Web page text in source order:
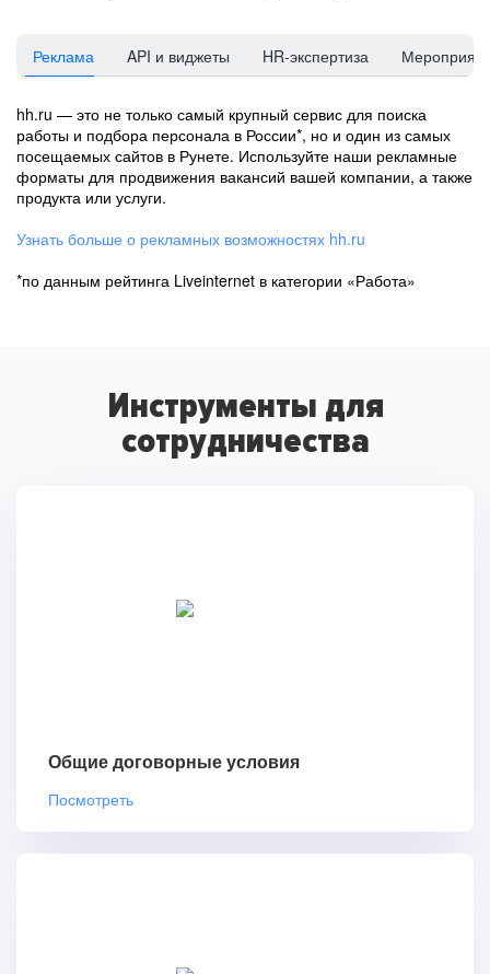
Реклама API и виджеты HR-экспертиза
hh.ru — это не только самый крупный сервис для поиска
работы и подбора персонала в России*, но и один из самых
посещаемых сайтов в Рунете. Используйте наши рекламные
форматы для продвижения вакансий вашей компании, а также
продукта или услуги.
Узнать больше о рекламных возможностях hh.ru
*по данным рейтинга Liveinternet в категории «Работа»
Инструменты для
сотрудничества
Общие договорные условия
Посмотреть